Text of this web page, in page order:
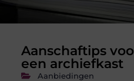
Aanschaftips
een archiefkast
Aanbiedingen